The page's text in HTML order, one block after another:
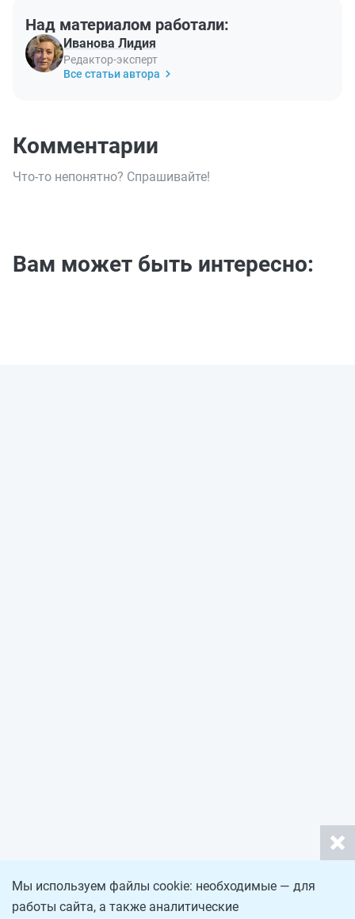
Над материалом работали:
Иванова Лидия
Редактор-эксперт
Все статьи автора
Комментарии
Что-то непонятно? Спрашивайте!
Вам может быть интересно:
Мы используем файлы cookie: необходимые — для
работы сайта, а также аналитические